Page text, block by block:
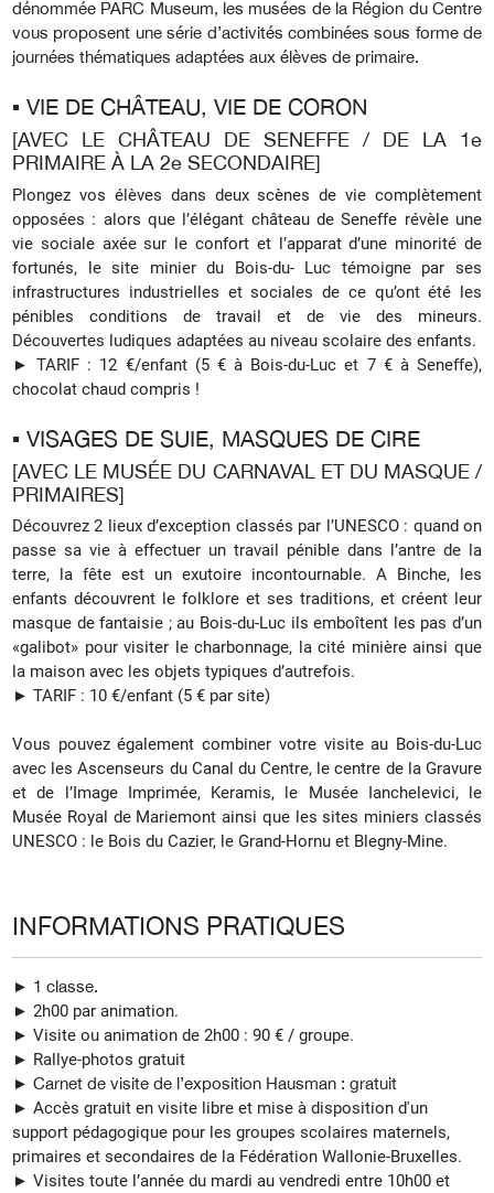
dénommée PARC Museum, les musées de la Région du Centre
vous proposent une série d’activités combinées sous forme de
journées thématiques adaptées aux élèves de primaire.
▪︎ VIE DE CHÂTEAU, VIE DE CORON
[AVEC LE CHÂTEAU DE SENEFFE / DE LA 1e
PRIMAIRE À LA 2e SECONDAIRE]
Plongez vos élèves dans deux scènes de vie complètement
opposées : alors que l’élégant château de Seneffe révèle une
vie sociale axée sur le confort et l’apparat d’une minorité de
fortunés, le site minier du Bois-du- Luc témoigne par ses
infrastructures industrielles et sociales de ce qu’ont été les
pénibles conditions de travail et de vie des mineurs.
Découvertes ludiques adaptées au niveau scolaire des enfants.
► TARIF : 12 €/enfant (5 € à Bois-du-Luc et 7 € à Seneffe),
chocolat chaud compris !
▪︎ VISAGES DE SUIE, MASQUES DE CIRE
[AVEC LE MUSÉE DU CARNAVAL ET DU MASQUE /
PRIMAIRES]
Découvrez 2 lieux d’exception classés par l’UNESCO : quand on
passe sa vie à effectuer un travail pénible dans l’antre de la
terre, la fête est un exutoire incontournable. A Binche, les
enfants découvrent le folklore et ses traditions, et créent leur
masque de fantaisie ; au Bois-du-Luc ils emboîtent les pas d’un
«galibot» pour visiter le charbonnage, la cité minière ainsi que
la maison avec les objets typiques d’autrefois.
► TARIF : 10 €/enfant (5 € par site)
Vous pouvez également combiner votre visite au Bois-du-Luc
avec les Ascenseurs du Canal du Centre, le centre de la Gravure
et de l’Image Imprimée, Keramis, le Musée Ianchelevici, le
Musée Royal de Mariemont ainsi que les sites miniers classés
UNESCO : le Bois du Cazier, le Grand-Hornu et Blegny-Mine.
INFORMATIONS PRATIQUES
► 1 classe.
► 2h00 par animation.
► Visite ou animation de 2h00 : 90 € / groupe.
► Rallye-photos gratuit
► Carnet de visite de l’exposition Hausman : gratuit
► Accès gratuit en visite libre et mise à disposition d'un
support pédagogique pour les groupes scolaires maternels,
primaires et secondaires de la Fédération Wallonie-Bruxelles.
► Visites toute l’année du mardi au vendredi entre 10h00 et